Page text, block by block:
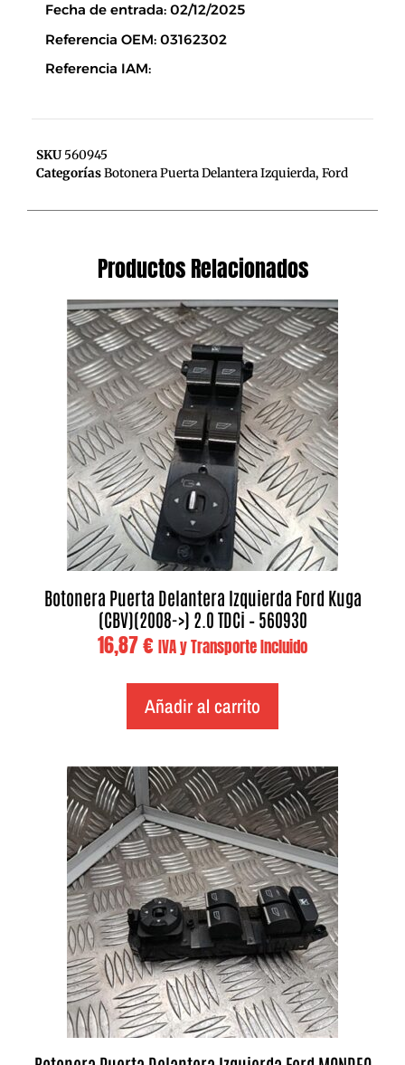
Fecha de entrada: 02/12/2025
Referencia OEM: 03162302
Referencia IAM:
SKU 560945
CategoríasBotonera Puerta Delantera Izquierda, Ford
Productos Relacionados
Botonera Puerta Delantera Izquierda Ford Kuga
(CBV)(2008->) 2.0 TDCi – 560930
16,87€ IVA y Transporte Incluido
Añadir al carrito